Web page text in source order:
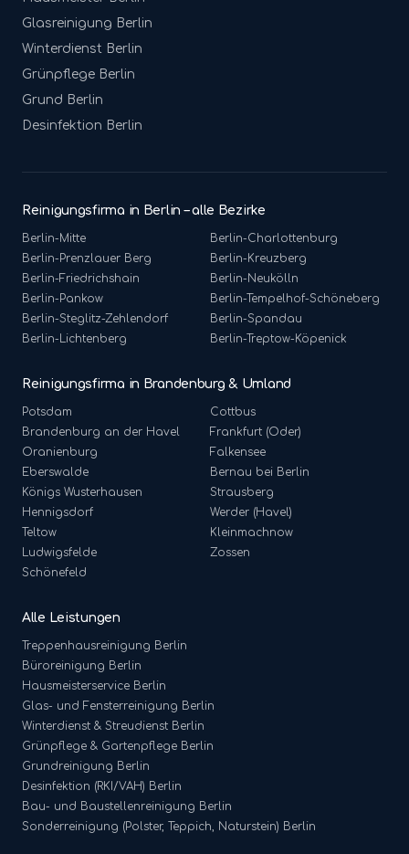
Glasreinigung Berlin
Winterdienst Berlin
Grünpflege Berlin
Grund Berlin
Desinfektion Berlin
Reinigungsfirma in Berlin – alle Bezirke
Berlin-Mitte Berlin-Charlottenburg
Berlin-Prenzlauer Berg Berlin-Kreuzberg
Berlin-Friedrichshain Berlin-Neukölln
Berlin-Pankow Berlin- Tempelhof-Schöneberg
Berlin-Steglitz-Zehlendorf Berlin-Spandau
Berlin- Lichtenberg Berlin- Treptow-Köpenick
Reinigungsfirma in Brandenburg & Umland
Potsdam
Cottbus
Brandenburg an der Havel
Frankfurt (Oder)
Oranienburg
Falkensee
Eberswalde
Bernau bei Berlin
Königs Wusterhausen
Strausberg
Hennigsdorf
Werder (Havel)
Teltow
Kleinmachnow
Ludwigsfelde
Zossen
Schönefeld
Alle Leistungen
Treppenhausreinigung Berlin
Büroreinigung Berlin
Hausmeisterservice Berlin
Glas- und Fensterreinigung Berlin
Winterdienst & Streudienst Berlin
Grünpflege & Gartenpflege Berlin
Grundreinigung Berlin
Desinfektion (RKI/VAH) Berlin
Bau- und Baustellenreinigung Berlin
Sonderreinigung (Polster, Teppich, Naturstein) Berlin